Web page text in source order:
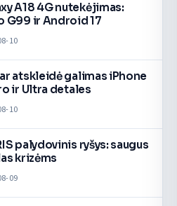
A18 4G nutekėjimas:
G99 ir Android 17
10
atskleidė galimas iPhone
ir Ultra detales
10
palydovinis ryšys: saugus
krizėms
09